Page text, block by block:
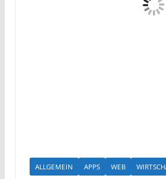
ALLGEMEIN APPS WEB